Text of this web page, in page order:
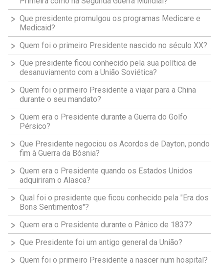
Que presidente promulgou os programas Medicare e
Medicaid?
Quem foi o primeiro Presidente nascido no século XX?
Que presidente ficou conhecido pela sua política de
desanuviamento com a União Soviética?
Quem foi o primeiro Presidente a viajar para a China
durante o seu mandato?
Quem era o Presidente durante a Guerra do Golfo
Pérsico?
Que Presidente negociou os Acordos de Dayton, pondo
fim à Guerra da Bósnia?
Quem era o Presidente quando os Estados Unidos
adquiriram o Alasca?
Qual foi o presidente que ficou conhecido pela "Era dos
Bons Sentimentos"?
Quem era o Presidente durante o Pânico de 1837?
Que Presidente foi um antigo general da União?
Quem foi o primeiro Presidente a nascer num hospital?